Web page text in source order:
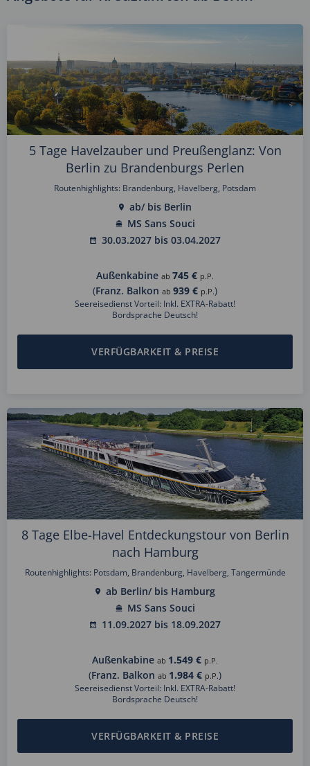
5 Tage Havelzauber und Preußenglanz: Von
Berlin zu Brandenburgs Perlen
Routenhighlights: Brandenburg, Havelberg, Potsdam
ab/ bis Berlin
MS Sans Souci
30.03.2027 bis 03.04.2027
Außenkabine ab745 € p.P.
(Franz. Balkon ab939 € p.P.)
Seereisedienst Vorteil: Inkl. EXTRA-Rabatt!
Bordsprache Deutsch!
VERFÜGBARKEIT & PREISE
8 Tage Elbe-Havel Entdeckungstour von Berlin
nach Hamburg
Routenhighlights: Potsdam, Brandenburg, Havelberg, Tangermünde
ab Berlin/ bis Hamburg
MS Sans Souci
11.09.2027 bis 18.09.2027
Außenkabine ab 1.549 € p.P.
(Franz. Balkon ab 1.984 € p.P.)
Seereisedienst Vorteil: Inkl. EXTRA-Rabatt!
Bordsprache Deutsch!
VERFÜGBARKEIT & PREISE